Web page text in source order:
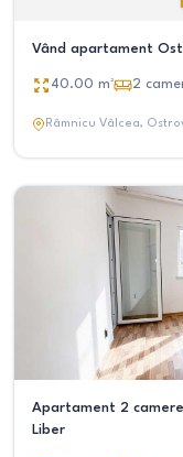
Vând apartament
40.00 m² 2
Râmnicu Vâlcea,
Apartament 2 camere de vânzare
Liber